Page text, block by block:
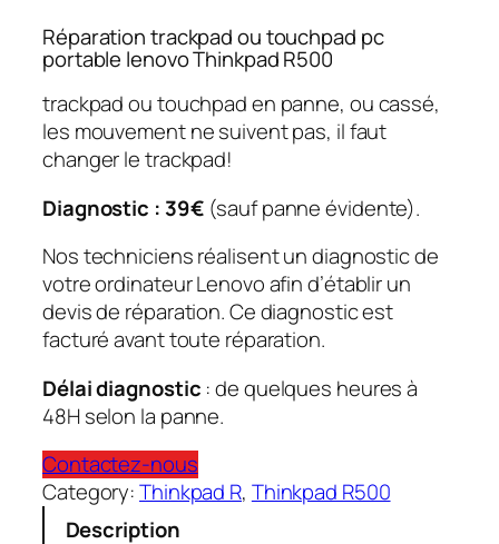
Réparation trackpad ou touchpad pc
portable lenovo Thinkpad R500
trackpad ou touchpad en panne, ou cassé,
les mouvement ne suivent pas, il faut
changer le trackpad!
Diagnostic : 39€ (sauf panne évidente).
Nos techniciens réalisent un diagnostic de
votre ordinateur Lenovo afin d’établir un
devis de réparation. Ce diagnostic est
facturé avant toute réparation.
Délai diagnostic : de quelques heures à
48H selon la panne.
Contactez-nous
Category:Thinkpad R, Thinkpad R500
Description